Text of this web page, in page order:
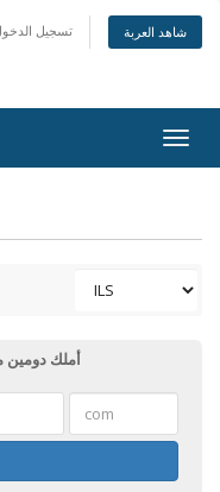
تسجيل شاهد العربة
أملك دومين